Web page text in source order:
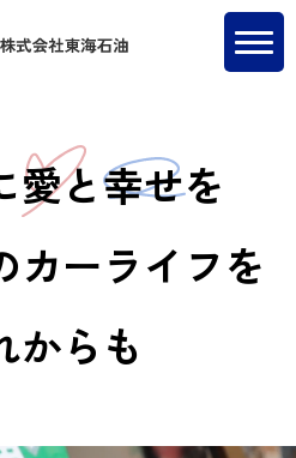
愛と幸せを
カーライフを
からも